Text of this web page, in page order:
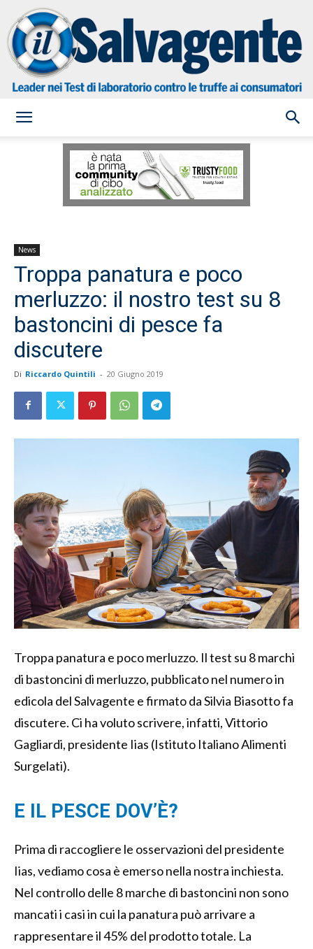
Salvagente
News
Troppa panatura e poco
merluzzo: il nostro test su 8
bastoncini di pesce fa
discutere
Di Riccardo Quintili - 20 Giugno 2019
Troppa panatura e poco merluzzo. Il test su 8 marchi
di bastoncini di merluzzo, pubblicato nel numero in
edicola del Salvagente e firmato da Silvia Biasotto fa
discutere. Ci ha voluto scrivere, infatti, Vittorio
Gagliardi, presidente Iias (Istituto Italiano Alimenti
Surgelati).
E IL PESCE DOV’È?
Prima di raccogliere le osservazioni del presidente
Iias, vediamo cosa è emerso nella nostra inchiesta.
Nel controllo delle 8 marche di bastoncini non sono
mancati i casi in cui la panatura può arrivare a
rappresentare il 45% del prodotto totale. La